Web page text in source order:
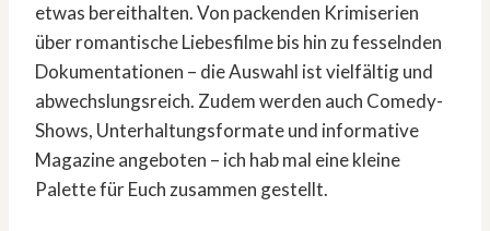
etwas bereithalten. Von packenden Krimiserien
über romantische Liebesfilme bis hin zu fesselnden
Dokumentationen – die Auswahl ist vielfältig und
abwechslungsreich. Zudem werden auch Comedy-
Shows, Unterhaltungsformate und informative
Magazine angeboten – ich hab mal eine kleine
Palette für Euch zusammen gestellt.